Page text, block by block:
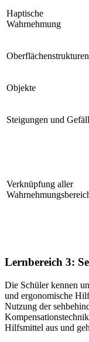
Haptische
Wahrnehmung
Oberflächenstrukturen
Objekte
Steigungen und
Verknüpfung aller
Lernbereich 3:
Die Schüler kennen
und ergonomische
Nutzung der
Hilfsmittel aus und